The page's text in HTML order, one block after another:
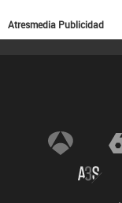
Atresmedia Publicidad